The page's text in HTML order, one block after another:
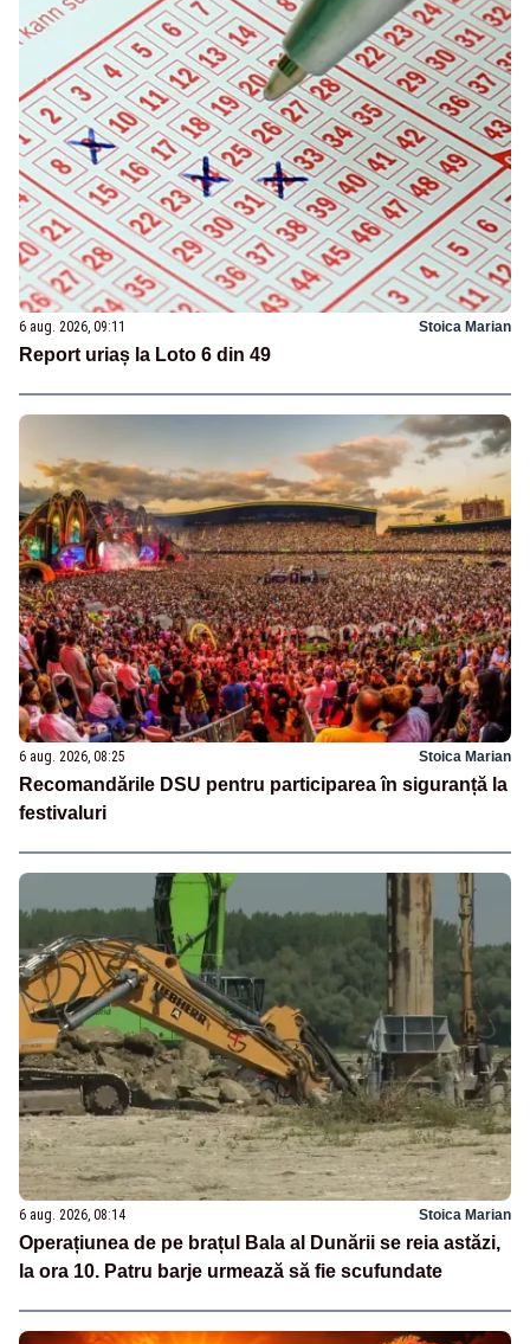
6 aug. 2026, 09:11 Stoica Marian
Report uriaș la Loto 6 din 49
6 aug. 2026, 08:25 Stoica Marian
Recomandările DSU pentru participarea în siguranță la
festivaluri
6 aug. 2026, 08:14 Stoica Marian
Operațiunea de pe brațul Bala al Dunării se reia astăzi,
la ora 10. Patru barje urmează să fie scufundate